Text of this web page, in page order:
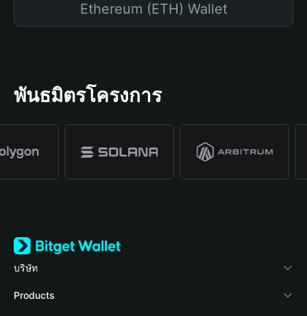
Ethereum (ETH) Wallet
พันธมิตรโครงการ
บริษัท
เกี่ยวกับ Bitget Wallet
Products